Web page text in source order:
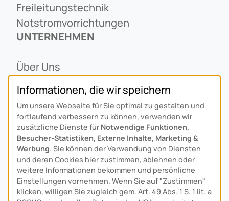
Freileitungstechnik
Notstromvorrichtungen
UNTERNEHMEN
Über Uns
Alois Schiffmann Stiftung
Allgemeine Lieferbedingungen
Arcus Niederlande: Bedrijfsgegevens
KONTAKT
Anfahrt
Kontaktformular
Informationen, die wir speichern
Um unsere Webseite für Sie optimal zu gestalten und
fortlaufend verbessern zu können, verwenden wir
zusätzliche Dienste für Notwendige Funktionen,
Besucher-Statistiken, Externe Inhalte, Marketing &
Werbung. Sie können der Verwendung von Diensten
und deren Cookies hier zustimmen, ablehnen oder
weitere Informationen bekommen und persönliche
Einstellungen vornehmen. Wenn Sie auf "Zustimmen"
klicken, willigen Sie zugleich gem. Art. 49 Abs. 1 S. 1 lit. a